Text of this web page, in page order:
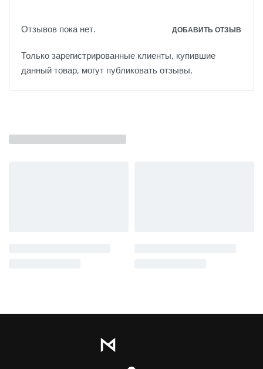
Отзывов пока нет. ДОБАВИТЬ ОТЗЫВ
Только зарегистрированные клиенты, купившие
данный товар, могут публиковать отзывы.